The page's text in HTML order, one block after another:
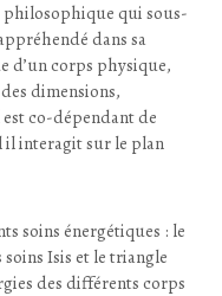
philosophique qui sous-
dans sa
d’un corps physique,
dimensions,
co-dépendant de
il interagit sur le plan
soins énergétiques : le
Isis et le triangle
des différents corps